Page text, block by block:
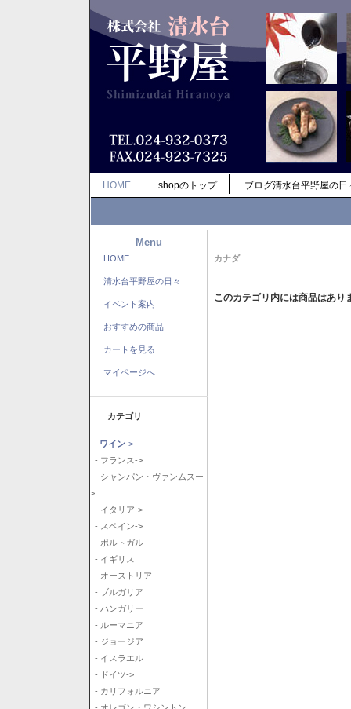
HOME shopのトップ ブログ清水台平野屋の日
Menu
HOME
清水台平野屋の日々
イベント案内
おすすめの商品
カートを見る
マイページへ
カテゴリ
ワイン->
- フランス->
- シャンパン・ヴァンムスー-
>
- イタリア->
- スペイン->
- ポルトガル
- イギリス
- オーストリア
- ブルガリア
- ハンガリー
- ルーマニア
- ジョージア
- イスラエル
- ドイツ->
- カリフォルニア
カナダ
このカテゴリ内には商品はあり